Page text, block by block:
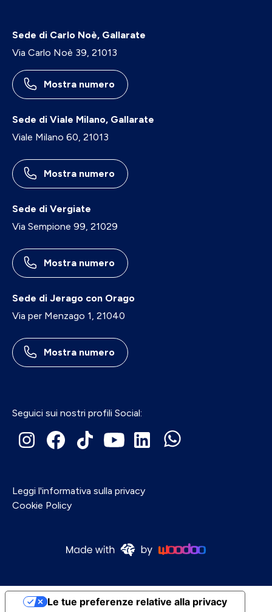
Sede di Carlo Noè, Gallarate
Via Carlo Noè 39, 21013
Mostra numero
Sede di Viale Milano, Gallarate
Viale Milano 60, 21013
Mostra numero
Sede di Vergiate
Via Sempione 99, 21029
Mostra numero
Sede di Jerago con Orago
Via per Menzago 1, 21040
Mostra numero
Seguici sui nostri profili Social:
Leggi l'informativa sulla privacy
Cookie Policy
Le tue preferenze relative alla privacy